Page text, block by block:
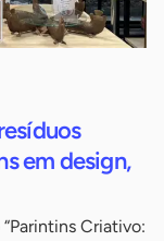
em design,
Criativo: